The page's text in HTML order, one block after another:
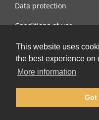
This website uses
the best experience on
More information
Got
Data protection
Conditions of use
Contact us
© 2002-